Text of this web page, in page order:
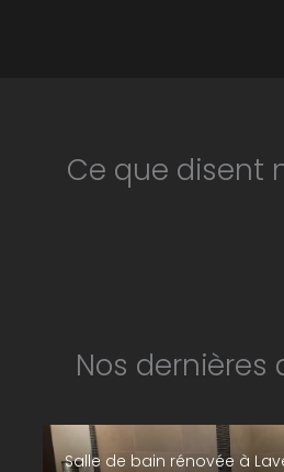
Ce que disent
Nos dernières
Salle de bain rénovée à